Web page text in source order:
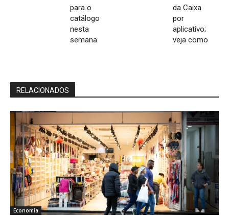
para o
catálogo
nesta
semana
da Caixa
por
aplicativo;
veja como
RELACIONADOS
Economia